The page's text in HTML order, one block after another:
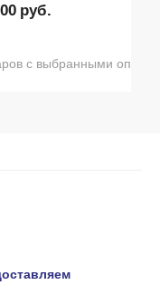
руб.
с выбранными